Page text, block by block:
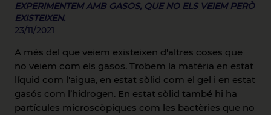
EXPERIMENTEM AMB GASOS, QUE NO ELS VEIEM PERÒ
EXISTEIXEN.
23/11/2021
A més del que veiem existeixen d'altres coses que
no veiem com els gasos. Trobem la matèria en estat
líquid com l'aigua, en estat sòlid com el gel i en estat
gasós com l’hidrogen. En estat sòlid també hi ha
partícules microscòpiques com les bactèries que no